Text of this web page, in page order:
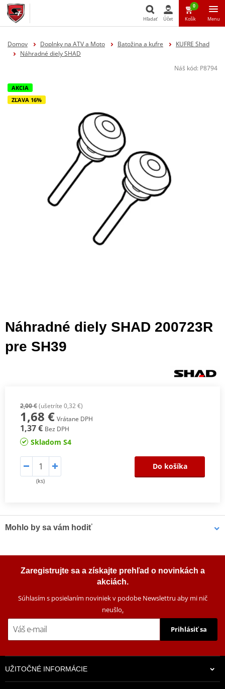
Hľadať
Hľadať Účet
0
Košík Menu
Domov Doplnky na ATV a Moto Batožina a kufre
KUFRE Shad
Náhradné diely SHAD
Náš kód: P8794
AKCIA
ZĽAVA 16%
Náhradné diely SHAD 200723R
pre SH39
2,00 €(ušetríte 0,32 €)
1,68 € Vrátane DPH
1,37 € Bez DPH
Skladom S4
(ks)
Do košíka
Mohlo by sa vám hodiť
Zaregistrujte sa a získajte prehľad o novinkách a
akciách.
Súhlasím s posielaním noviniek v podobe Newslettru aby mi nič
neušlo.
Prihlásiť sa
UŽITOČNÉ INFORMÁCIE